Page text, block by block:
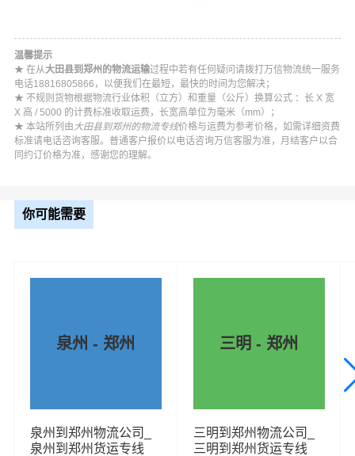
温馨提示
★ 在从大田县到郑州的物流运输过程中若有任何疑问请拨打万信物流统一服务
电话18816805866，以便我们在最短，最快的时间为您解决；
★ 不规则货物根据物流行业体积（立方）和重量（公斤）换算公式 ：长 X 宽
X 高 / 5000 的计费标准收取运费，长宽高单位为毫米（mm）；
★ 本站所列由大田县到郑州的物流专线价格与运费为参考价格，如需详细资费
标准请电话咨询客服。普通客户报价以电话咨询万信客服为准，月结客户以合
同约订价格为准，感谢您的理解。
你可能需要
泉州 - 郑州
泉州到郑州物流公司_
泉州到郑州货运专线
三明 - 郑州
三明到郑州物流公司_
三明到郑州货运专线